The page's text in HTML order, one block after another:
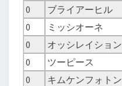
0
ブライアーヒル
0
ミッシオーネ
0
オッシレイション
0
ツーピース
0
キムケンフォトン